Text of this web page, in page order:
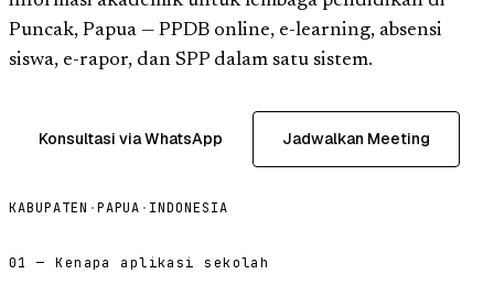
Puncak, Papua — PPDB online, e-learning, absensi
siswa, e-rapor, dan SPP dalam satu sistem.
Konsultasi via WhatsApp Jadwalkan Meeting
KABUPATEN ·PAPUA · INDONESIA
01 — Kenapa aplikasi sekolah